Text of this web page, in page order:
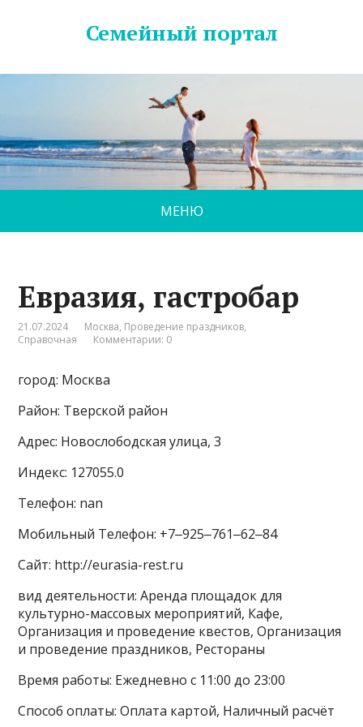
Семейный портал
МЕНЮ
Евразия, гастробар
21.07.2024 Москва, Проведение праздников,
Справочная
Комментарии: 0
город: Москва
Район: Тверской район
Адрес: Новослободская улица, 3
Индекс: 127055.0
Телефон: nan
Мобильный Телефон: +7‒925‒761‒62‒84
Сайт: http://eurasia-rest.ru
вид деятельности: Аренда площадок для
культурно-массовых мероприятий, Кафе,
Организация и проведение квестов, Организация
и проведение праздников, Рестораны
Время работы: Ежедневно с 11:00 до 23:00
Способ оплаты: Оплата картой, Наличный расчёт